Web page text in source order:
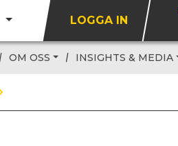
LOGGA IN
OM OSS INSIGHTS & MEDIA